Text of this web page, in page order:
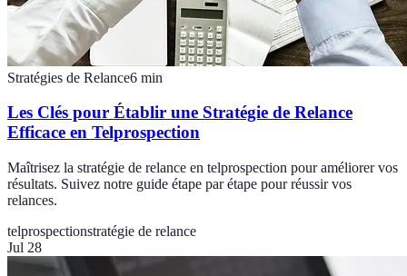
Stratégies de Relance6 min
Les Clés pour Établir une Stratégie de Relance
Efficace en Telprospection
Maîtrisez la stratégie de relance en telprospection pour améliorer vos
résultats. Suivez notre guide étape par étape pour réussir vos
relances.
telprospectionstratégie de relance
Jul 28